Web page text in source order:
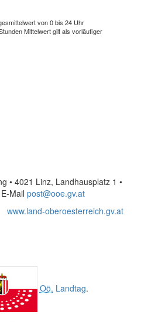
von 0 bis 24 Uhr
Mittelwert gilt als vorläufiger
• 4021 Linz, Landhausplatz 1 •
E-Mail post@ooe.gv.at
www.land-oberoesterreich.gv.at
Oö. Landtag.